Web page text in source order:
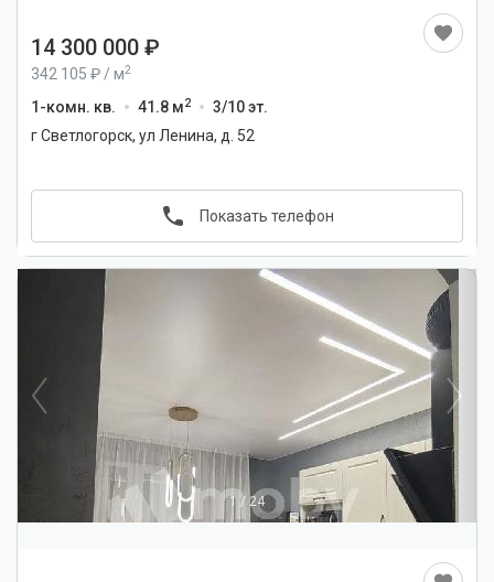
14 300 000
342 105 / м2
1-комн. кв. 41.8 м2
3/10 эт.
г Светлогорск, ул Ленина, д. 52
Показать телефон
1 / 24